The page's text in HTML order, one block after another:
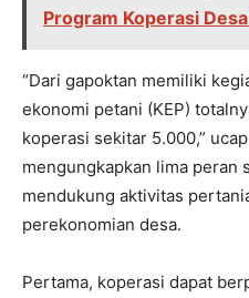
Program Koperasi
“Dari gapoktan memiliki
ekonomi petani (KEP)
koperasi sekitar 5.000,”
mengungkapkan lima peran
mendukung aktivitas
perekonomian desa.
Pertama, koperasi dapat